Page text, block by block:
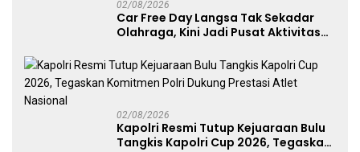
02/08/2026
Car Free Day Langsa Tak Sekadar
Olahraga, Kini Jadi Pusat Aktivitas
02/08/2026
Kapolri Resmi Tutup Kejuaraan Bulu
Tangkis Kapolri Cup 2026, Tegaskan